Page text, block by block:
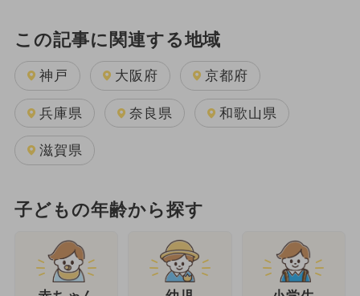
この記事に関連する地域
神戸 大阪府 京都府
兵庫県 奈良県 和歌山県
滋賀県
子どもの年齢から探す